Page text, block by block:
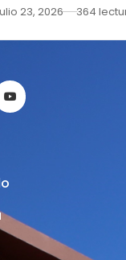
23, 2026 364